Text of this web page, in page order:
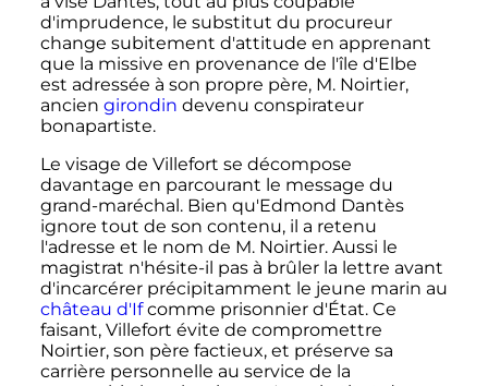
d'imprudence, le substitut du procureur
change subitement d'attitude en apprenant
que la missive en provenance de l'île d'Elbe
est adressée à son propre père, M. Noirtier,
ancien girondin devenu conspirateur
bonapartiste.
Le visage de Villefort se décompose
davantage en parcourant le message du
grand-maréchal. Bien qu'Edmond Dantès
ignore tout de son contenu, il a retenu
l'adresse et le nom de M. Noirtier. Aussi le
magistrat n'hésite-il pas à brûler la lettre avant
d'incarcérer précipitamment le jeune marin au
château d'Ifcomme prisonnier d'État. Ce
faisant, Villefort évite de compromettre
Noirtier, son père factieux, et préserve sa
carrière personnelle au service de la